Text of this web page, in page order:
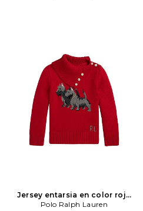
Jersey entarsia en color rojo
Polo Ralph Lauren
Polo Ralph Lauren